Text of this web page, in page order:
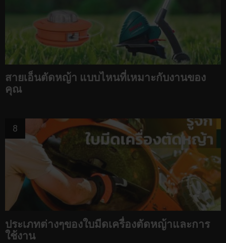
สายเอ็นตัดหญ้า แบบไหนที่เหมาะกับงานของ
คุณ
ประเภทต่างๆของใบมีดเครื่องตัดหญ้าและการ
ใช้งาน